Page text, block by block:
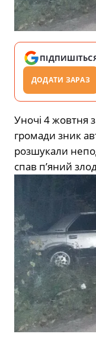
ДОДАТИ ЗАРАЗ
Уночі 4 жовтня
громади зник
розшукали
спав п’яний